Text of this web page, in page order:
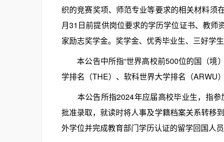
织的竞赛奖项、师范专业等要求的相关材料须
月31日前提供岗位要求的学历学位证书、教师
家励志奖学金。奖学金、优秀毕业生、三好学
本公告中所指“世界高校前500位的国（境
学排名（THE）、软科世界大学排名（ARWU
本公告所指2024年应届高校毕业生，指参
批准录取，就读时将人事及学籍档案关系转移
外学位并完成教育部门学历认证的留学回国人员